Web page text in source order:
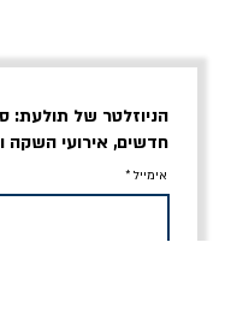
הניוזלטר של תולעת:
חדשים, אירועי השקה
אימייל